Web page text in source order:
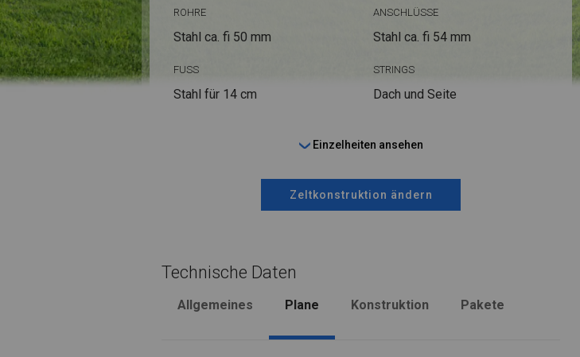
ROHRE
Stahl ca. fi 50 mm
ANSCHLÜSSE
Stahl ca. fi 54 mm
FUSS
Stahl für 14 cm
STRINGS
Dach und Seite
Einzelheiten ansehen
Zeltkonstruktion ändern
Technische Daten
Allgemeines Plane Konstruktion Pakete